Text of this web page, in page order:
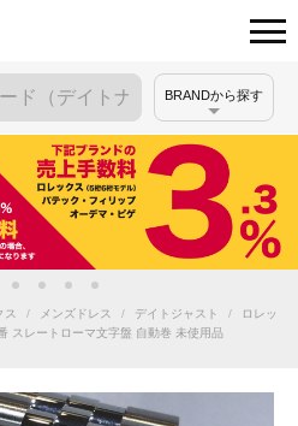
BRANDから探す
ス / メンズドレス / デイトジャスト /
ロレッ
スレートローマ文字盤 自動巻 未使用品